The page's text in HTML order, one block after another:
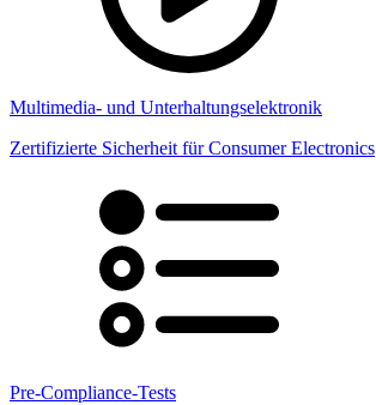
Multimedia- und Unterhaltungselektronik
Zertifizierte Sicherheit für Consumer Electronics
Pre-Compliance-Tests